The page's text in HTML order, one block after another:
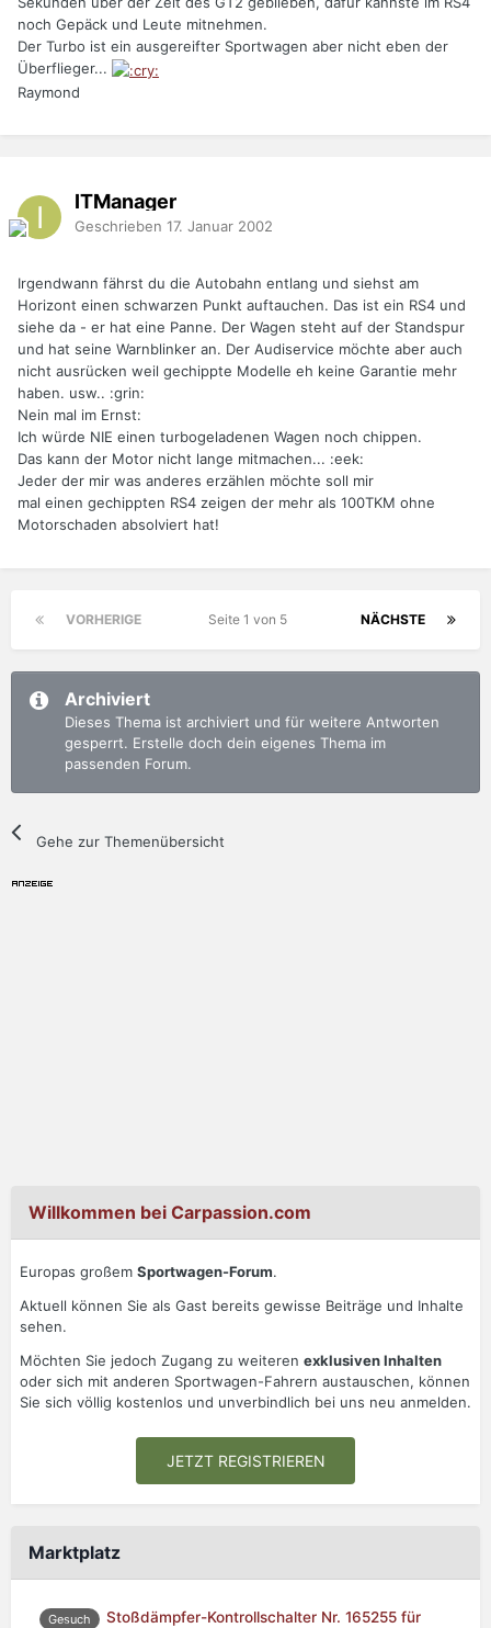
noch Gepäck und Leute mitnehmen.
Der Turbo ist ein ausgereifter Sportwagen aber nicht eben der
Überflieger...
Raymond
ITManager
Geschrieben 17. Januar 2002
Irgendwann fährst du die Autobahn entlang und siehst am
Horizont einen schwarzen Punkt auftauchen. Das ist ein RS4 und
siehe da - er hat eine Panne. Der Wagen steht auf der Standspur
und hat seine Warnblinker an. Der Audiservice möchte aber auch
nicht ausrücken weil gechippte Modelle eh keine Garantie mehr
haben. usw.. :grin:
Nein mal im Ernst:
Ich würde NIE einen turbogeladenen Wagen noch chippen.
Das kann der Motor nicht lange mitmachen... :eek:
Jeder der mir was anderes erzählen möchte soll mir
mal einen gechippten RS4 zeigen der mehr als 100TKM ohne
Motorschaden absolviert hat!
VORHERIGE NÄCHSTE
Seite 1 von 5
Archiviert
Dieses Thema ist archiviert und für weitere Antworten
gesperrt. Erstelle doch dein eigenes Thema im
passenden Forum.
Gehe zur Themenübersicht
Willkommen bei Carpassion.com
Europas großem Sportwagen-Forum.
Aktuell können Sie als Gast bereits gewisse Beiträge und Inhalte
sehen.
Möchten Sie jedoch Zugang zu weiteren exklusiven Inhalten
oder sich mit anderen Sportwagen-Fahrern austauschen, können
Sie sich völlig kostenlos und unverbindlich bei uns neu anmelden.
JETZT REGISTRIEREN
Marktplatz
Gesuch
Stoßdämpfer-Kontrollschalter Nr. 165255 für